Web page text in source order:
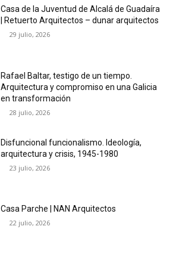
Casa de la Juventud de Alcalá de Guadaíra
| Retuerto Arquitectos – dunar arquitectos
29 julio, 2026
Rafael Baltar, testigo de un tiempo.
Arquitectura y compromiso en una Galicia
en transformación
28 julio, 2026
Disfuncional funcionalismo. Ideología,
arquitectura y crisis, 1945-1980
23 julio, 2026
Casa Parche | NAN Arquitectos
22 julio, 2026